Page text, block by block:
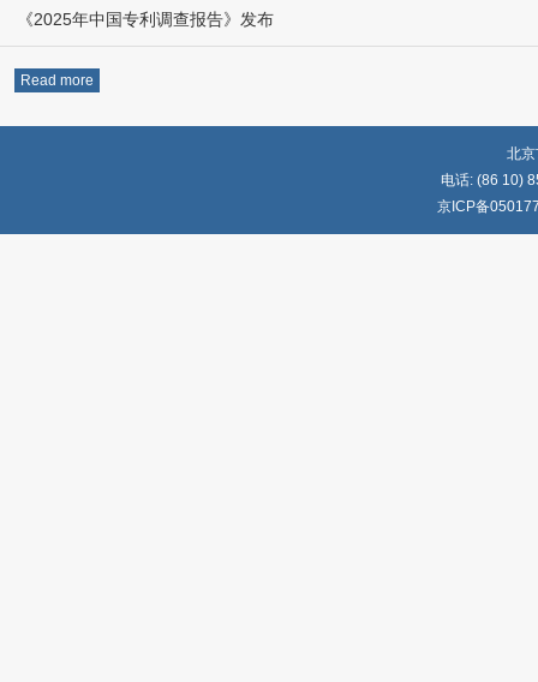
《2025年中国专利调查报告》发布
Read more
北
电话: (86 10)
京ICP备